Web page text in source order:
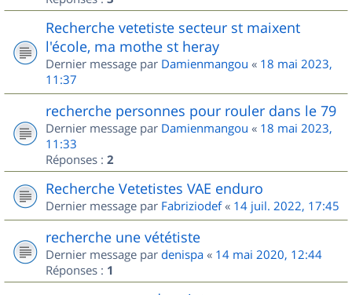
Recherche vetetiste secteur st maixent
l'école, ma mothe st heray
Dernier message par Damienmangou « 18 mai 2023,
11:37
recherche personnes pour rouler dans le 79
Dernier message par Damienmangou « 18 mai 2023,
11:33
Réponses : 2
Recherche Vetetistes VAE enduro
Dernier message par Fabriziodef« 14 juil. 2022, 17:45
recherche une vététiste
Dernier message par denispa « 14 mai 2020, 12:44
Réponses : 1